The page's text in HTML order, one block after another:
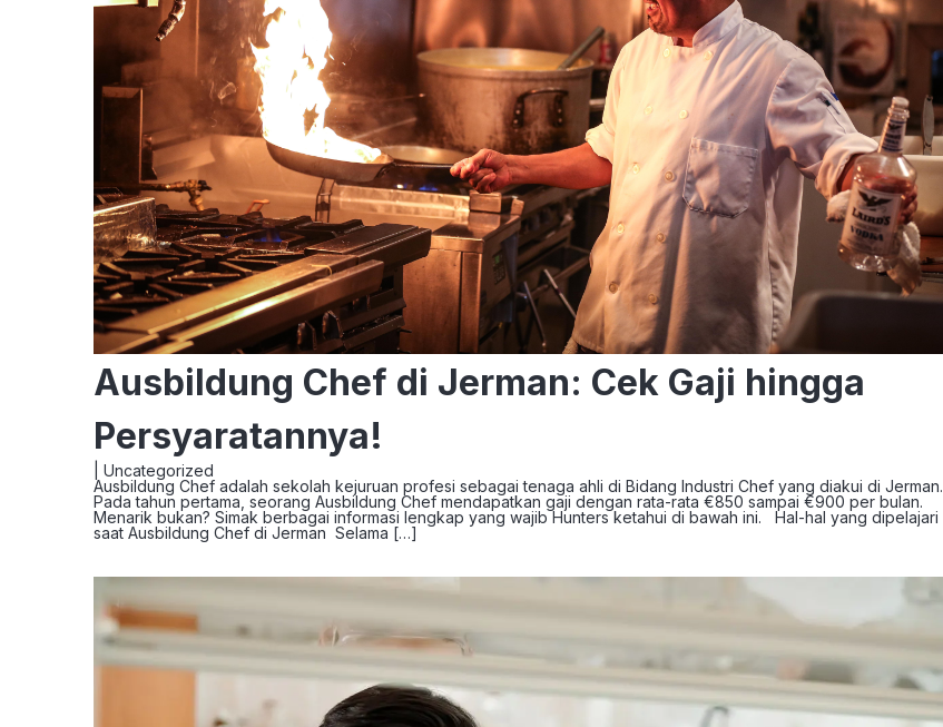
Ausbildung Chef di Jerman: Cek Gaji hingga
Persyaratannya!
Uncategorized
Ausbildung Chef adalah sekolah kejuruan profesi sebagai tenaga ahli di Bidang Industri Chef yang diakui di Jerman.
Pada tahun pertama, seorang Ausbildung Chef mendapatkan gaji dengan rata-rata €850 sampai €900 per bulan.
Menarik bukan? Simak berbagai informasi lengkap yang wajib Hunters ketahui di bawah ini. Hal-hal yang dipelajari
saat Ausbildung Chef di Jerman Selama […]